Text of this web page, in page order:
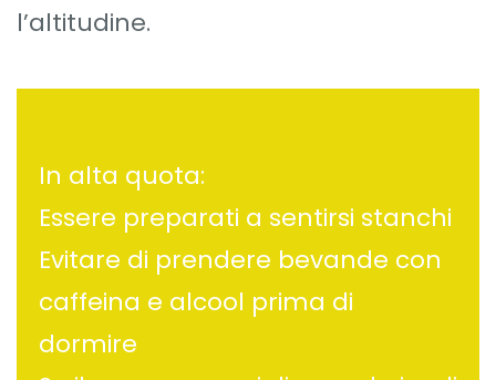
l’altitudine.
In alta quota:
Essere preparati a sentirsi stanchi
Evitare di prendere bevande con
caffeina e alcool prima di
dormire